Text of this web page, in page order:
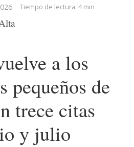
Tiempo de lectura: 4 min
a los
pequeños de
trece citas
y julio